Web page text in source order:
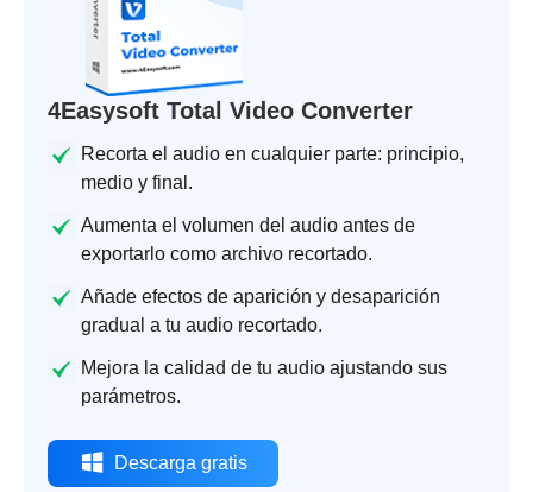
4Easysoft Total Video Converter
Recorta el audio en cualquier parte: principio,
medio y final.
Aumenta el volumen del audio antes de
exportarlo como archivo recortado.
Añade efectos de aparición y desaparición
gradual a tu audio recortado.
Mejora la calidad de tu audio ajustando sus
parámetros.
Descarga gratis